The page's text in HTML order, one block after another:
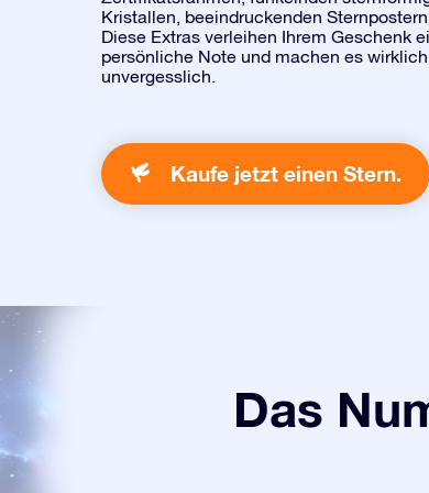
Kristallen, beeindruckenden
Diese Extras verleihen Ihrem Geschenk
persönliche Note und machen es wirklich
unvergesslich.
Kaufe jetzt einen Stern.
Das